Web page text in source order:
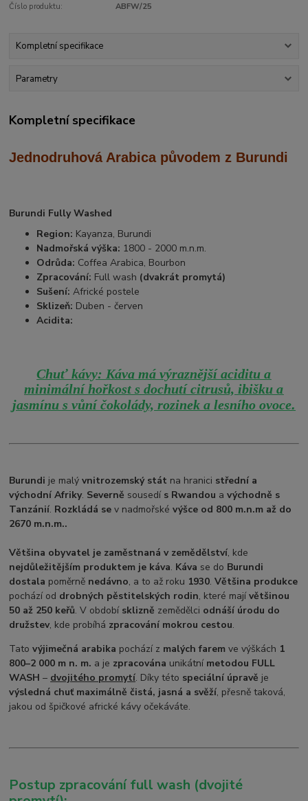
Číslo produktu: ABFW/25
Kompletní specifikace
Parametry
Kompletní specifikace
Jednodruhová Arabica původem z Burundi
Burundi Fully Washed
Region: Kayanza, Burundi
Nadmořská výška: 1800 - 2000 m.n.m.
Odrůda: Coffea Arabica, Bourbon
Zpracování: Full wash (dvakrát promytá)
Sušení: Africké postele
Sklizeň: Duben - červen
Acidita:
Chuť kávy: Káva má výraznější aciditu a
minimální hořkost s dochutí citrusů, ibišku a
jasmínu s vůní čokolády, rozinek a lesního ovoce.
Burundi je malývnitrozemský stát na hranici střední a
východní Afriky. Severně sousedís Rwandou avýchodně s
Tanzánií. Rozkládá se v nadmořskévýšce od 800 m.n.m až do
2670 m.n.m..
Většina obyvatel je zaměstnaná v zemědělství, kde
nejdůležitějším produktem je káva. Káva se do Burundi
dostala poměrně nedávno, a to až roku 1930.Většina produkce
pochází od drobných pěstitelských rodin, které majívětšinou
50 až 250 keřů. V období sklizně zemědělci odnáší úrodu do
družstev, kde probíhá zpracování mokrou cestou.
Tatovýjimečná arabika pochází z malých farem ve výškách 1
800–2 000 m n. m. a je zpracována unikátní metodou FULL
WASH – dvojitého promytí. Díky této speciální úpravě je
výsledná chuť maximálně čistá, jasná a svěží, přesně taková,
jakou od špičkové africké kávy očekáváte.
Postup zpracování full wash (dvojité